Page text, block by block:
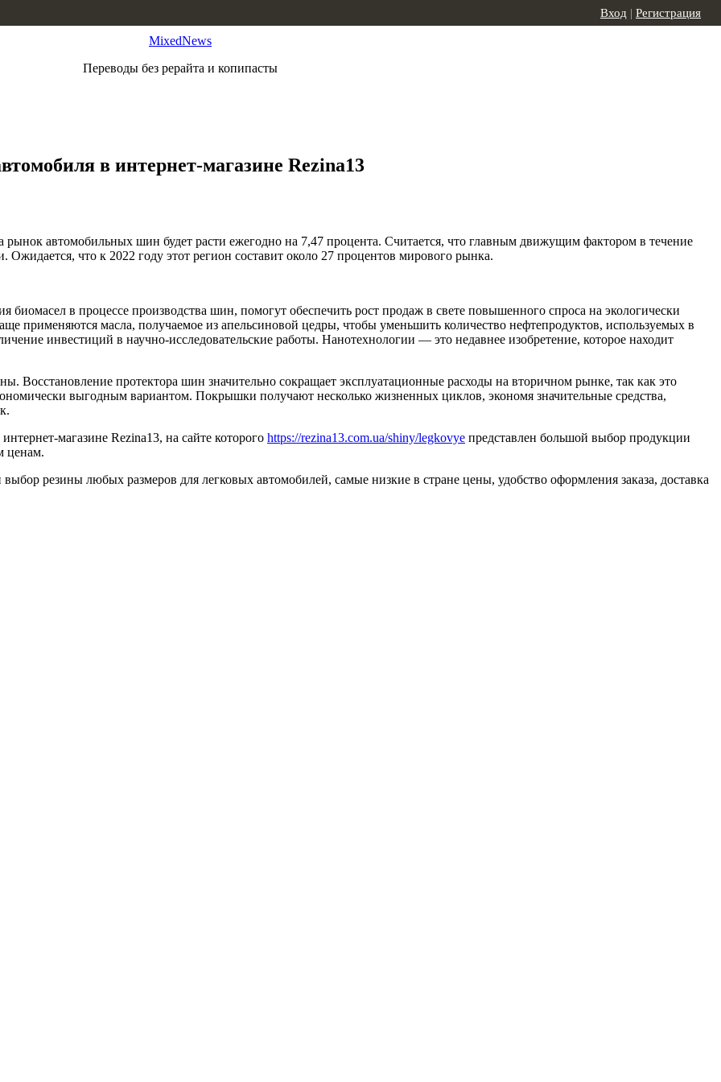
MixedNews
Переводы без рерайта и копипасты
Вход | Регистрация
в интернет-магазине Rezina13
автомобильных шин будет расти ежегодно на 7,47 процента. Считается, что главным движущим фактором в течение
что к 2022 году этот регион составит около 27 процентов мирового рынка.
в процессе производства шин, помогут обеспечить рост продаж в свете повышенного спроса на экологически
применяются масла, получаемое из апельсиновой цедры, чтобы уменьшить количество нефтепродуктов, используемых в
инвестиций в научно-исследовательские работы. Нанотехнологии — это недавнее изобретение, которое находит
Восстановление протектора шин значительно сокращает эксплуатационные расходы на вторичном рынке, так как это
выгодным вариантом. Покрышки получают несколько жизненных циклов, экономя значительные средства,
магазине Rezina13, на сайте которого https://rezina13.com.ua/shiny/legkovye представлен большой выбор продукции
ценам.
резины любых размеров для легковых автомобилей, самые низкие в стране цены, удобство оформления заказа, доставка